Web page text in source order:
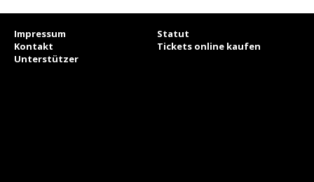
Impressum
Statut
Kontakt
Tickets online kaufen
Unterstützer